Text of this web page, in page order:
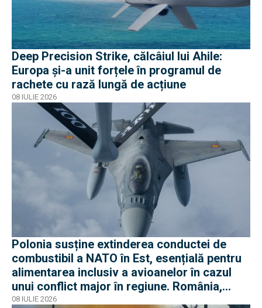
Deep Precision Strike, călcâiul lui Ahile:
Europa și-a unit forțele în programul de
rachete cu rază lungă de acțiune
08 IULIE 2026
Polonia susține extinderea conductei de
combustibil a NATO în Est, esențială pentru
alimentarea inclusiv a avioanelor în cazul
unui conflict major în regiune. România,
parte a proiectului
08 IULIE 2026